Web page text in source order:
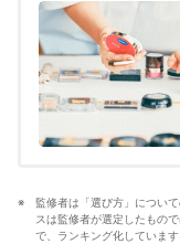
真田
監修者は「選び方」につい
スは監修者が選定したもの
で、ランキング化しています